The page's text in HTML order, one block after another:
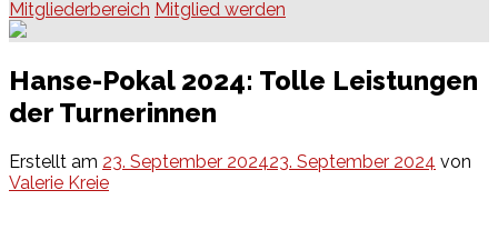
Mitgliederbereich Mitglied werden
Hanse-Pokal 2024: Tolle Leistungen
der Turnerinnen
Erstellt am 23. September 202423. September 2024 von
Valerie Kreie